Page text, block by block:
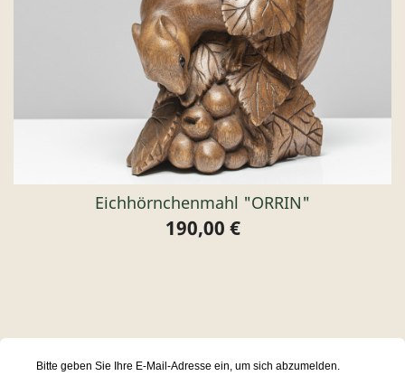
Eichhörnchenmahl "ORRIN"
Preis
190,00 €
Bitte geben Sie Ihre E-Mail-Adresse ein, um sich abzumelden.